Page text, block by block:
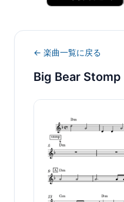
← 楽曲一覧に戻る
Big Bear Stomp